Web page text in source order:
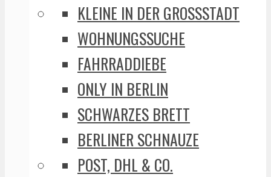
KLEINE IN DER GROSSSTADT
WOHNUNGSSUCHE
FAHRRADDIEBE
ONLY IN BERLIN
SCHWARZES BRETT
BERLINER SCHNAUZE
POST, DHL & CO.